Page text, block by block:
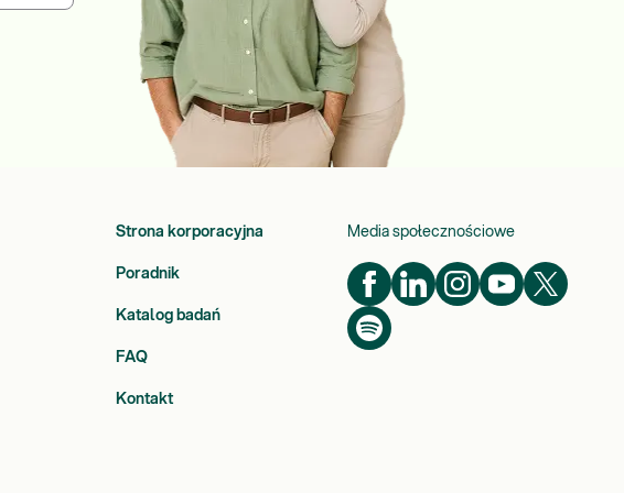
Strona korporacyjna
Poradnik
Katalog badań
FAQ
Kontakt
Media społecznościowe